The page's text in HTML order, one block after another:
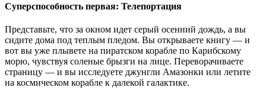
Суперспособность первая: Телепортация
Представьте, что за окном идет серый осенний дождь, а вы
сидите дома под теплым пледом. Вы открываете книгу — и
вот вы уже плывете на пиратском корабле по Карибскому
морю, чувствуя соленые брызги на лице. Переворачиваете
страницу — и вы исследуете джунгли Амазонки или летите
на космическом корабле к далекой галактике.